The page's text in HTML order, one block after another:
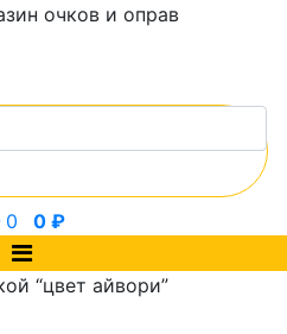
очков и оправ
0 0 ₽
“цвет айвори”